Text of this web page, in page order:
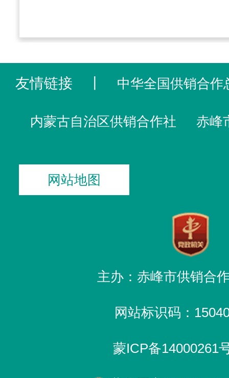
友情链接 中华全国供销合作
内蒙古自治区供销合作社 赤峰
网站地图
主办：赤峰市供销合
网站标识码：
蒙ICP备14000261